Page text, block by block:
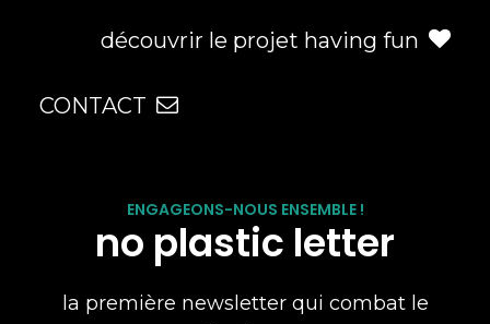
découvrir le projet having fun
CONTACT
ENGAGEONS-NOUS ENSEMBLE !
no plastic letter
la première newsletter qui combat le